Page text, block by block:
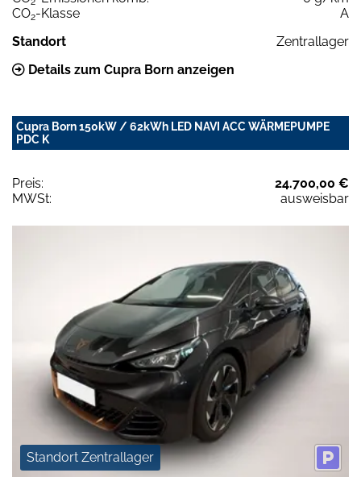
CO2-Klasse
A
Standort
Zentrallager
Details zum Cupra Born anzeigen
Cupra Born 150kW / 62kWh LED NAVI ACC WÄRMEPUMPE
PDC K
Preis:
24.700,00 €
MWSt:
ausweisbar
Standort Zentrallager